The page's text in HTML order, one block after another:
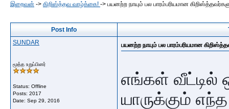
இறைவன் -> கிறிஸ்த்தவ வாழ்க்கை! -> பயனற்ற நாயும் பல பாரம்பரியமான
Post Info
SUNDAR
மூத்த உறுப்பினர்
Status: Offline
Posts: 2017
Date: Sep 29, 2016
பயனற்ற நாயும் பல பாரம்பரியமான
எங்கள் வீட்டில்
யாருக்கும்